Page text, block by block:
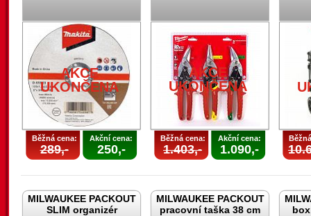
AKCE
UKONČENA
Běžná cena:
289,-
Akční cena:
250,-
AKCE
UKONČENA
Běžná cena:
1.403,-
Akční cena:
1.090,-
MILWAUKEE PACKOUT
SLIM organizér
MILWAUKEE PACKOUT
pracovní taška 38 cm